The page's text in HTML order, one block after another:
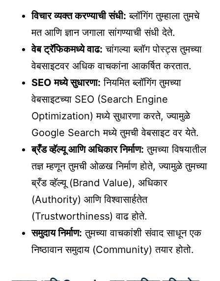
विचार व्यक्त करण्याची संधी: ब्लॉगिंग तुम्हाला तुमचे
मत आणि ज्ञान जगाला सांगण्याची संधी देते.
वेब ट्रॅफिकमध्ये वाढ: चांगल्या ब्लॉग पोस्ट्स तुमच्या
वेबसाइटवर अधिक वाचकांना आकर्षित करतात.
SEO मध्ये सुधारणा: नियमित ब्लॉगिंग तुमच्या
वेबसाइटच्या SEO (Search Engine
Optimization) मध्ये सुधारणा करते, ज्यामुळे
Google Search मध्ये तुमची वेबसाइट वर येते.
ब्रँड व्हॅल्यू आणि अधिकार निर्माण: तुमच्या विषयातील
तज्ञ म्हणून तुमची ओळख निर्माण होते, ज्यामुळे तुमच्या
ब्रँड व्हॅल्यू (Brand Value), अधिकार
(Authority) आणि विश्वासार्हतेत
(Trustworthiness) वाढ होते.
समुदाय निर्माण: तुमच्या वाचकांशी संवाद साधून एक
निष्ठावान समुदाय (Community) तयार होतो.